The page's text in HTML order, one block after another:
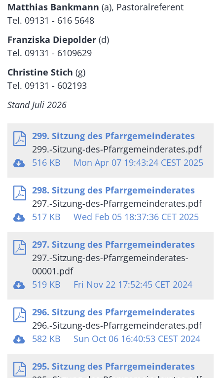
Matthias Bankmann (a), Pastoralreferent
Tel. 09131 - 616 5648
Franziska Diepolder (d)
Tel. 09131 - 6109629
Christine Stich (g)
Tel. 09131 - 602193
Stand Juli 2026
299. Sitzung des Pfarrgemeinderates
299.-Sitzung-des-Pfarrgemeinderates.pdf
516 KB
Mon Apr 07 19:43:24 CEST 2025
298. Sitzung des Pfarrgemeinderates
297.-Sitzung-des-Pfarrgemeinderates.pdf
517 KB
Wed Feb 05 18:37:36 CET 2025
297. Sitzung des Pfarrgemeinderates
297.-Sitzung-des-Pfarrgemeinderates-
00001.pdf
519 KB
Fri Nov 22 17:52:45 CET 2024
296. Sitzung des Pfarrgemeinderates
296.-Sitzung-des-Pfarrgemeinderates.pdf
582 KB
Sun Oct 06 16:40:53 CEST 2024
295. Sitzung des Pfarrgemeinderates